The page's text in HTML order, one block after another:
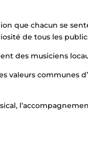
que chacun se
de tous les
des musiciens
valeurs communes